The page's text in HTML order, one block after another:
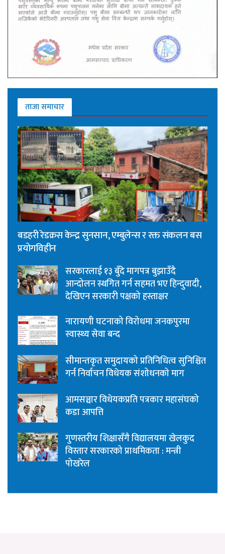
ताजा समाचार
बडहरी रेडक्रस केन्द्र सुनसान, एम्बुलेन्स र रक्त संकलन बस
प्रयोगविहीन
सरकारलाई १३ बुँदे मागपत्र बुझाउँदै
आन्दोलन स्थगित गर्न सहमत भए हिन्दुवादी,
देखिएन सरकारी पक्षको हस्ताक्षर
नारायणी घटनाको विरोधमा जनकपुरमा
स्वास्थ्य सेवा बन्द
सीमान्तकृत समुदायको प्रतिनिधित्व सुनिश्चित
गर्न निर्वाचन विधेयक संशोधनको माग
आमसञ्चार विधेयकप्रति पत्रकार महासंघको
कडा आपत्ति
गुणस्तरीय शिक्षासँगै विद्यालयमा खेलकुद
विस्तार सरकारको प्राथमिकता : मन्त्री
पोखरेल